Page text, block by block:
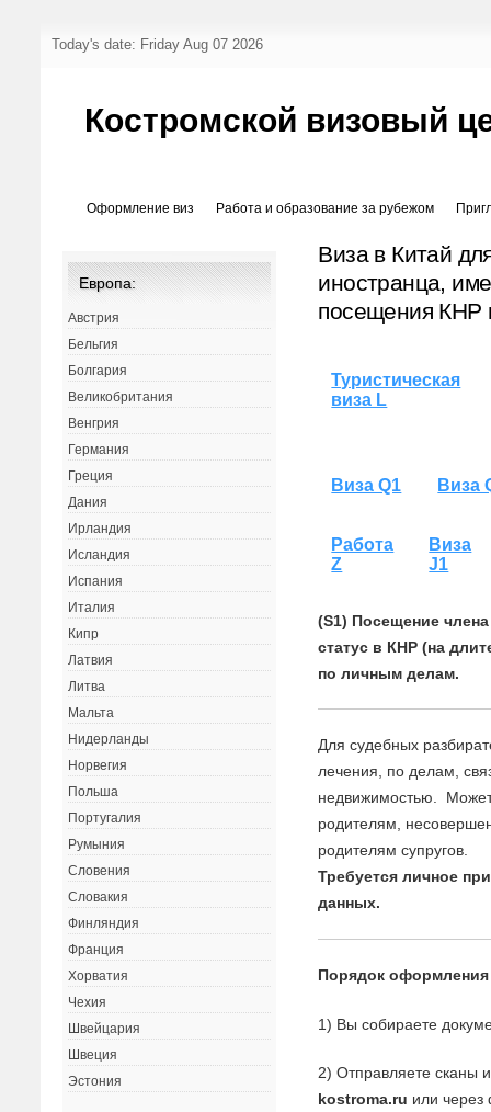
Today's date: Friday Aug 07 2026
Костромской визовый
Оформление виз Работа и образование за рубежом
Виза в Китай
иностранца,
посещения КНР
Туристическая
виза L
Виза Q1 Виза
Работа
Z
Виза
J1
(S1) Посещение
статус в КНР (на
по личным делам.
Для судебных
лечения, по делам,
недвижимостью.
родителям,
родителям супругов.
Требуется личное
данных.
Порядок
1) Вы собираете
2) Отправляете сканы
kostroma.ru или через
Европа:
Австрия
Бельгия
Болгария
Великобритания
Венгрия
Германия
Греция
Дания
Ирландия
Исландия
Испания
Италия
Кипр
Латвия
Литва
Мальта
Нидерланды
Норвегия
Польша
Португалия
Румыния
Словения
Словакия
Финляндия
Франция
Хорватия
Чехия
Швейцария
Швеция
Эстония